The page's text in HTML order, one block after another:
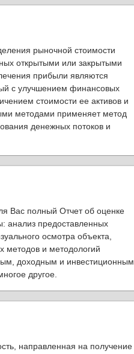
рыночной стоимости
открытыми или закрытыми
прибыли являются
с улучшением финансовых
стоимости ее активов и
методами применяет метод
денежных потоков и
Вас полный Отчет об оценке
анализ предоставленных
осмотра объекта,
методов и методологий
доходным и инвестиционным
другое.
направленная на получение